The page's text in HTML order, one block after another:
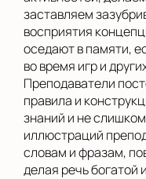
заставляем
восприятия
оседают в памяти,
во время игр и
Преподаватели
правила и
знаний и не
иллюстраций
словам и фразам,
делая речь богатой